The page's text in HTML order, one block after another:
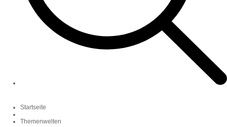
Startseite
Themenwelten